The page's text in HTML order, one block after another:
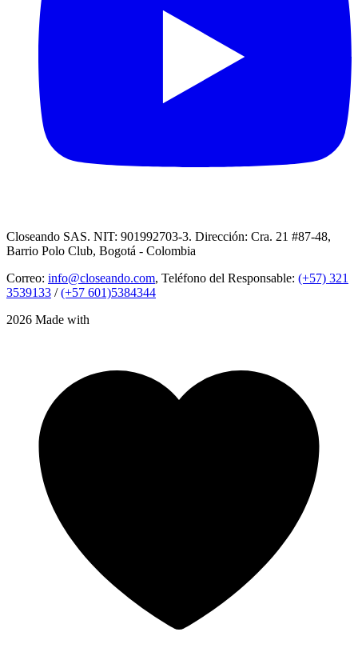
Closeando SAS. NIT: 901992703-3. Dirección: Cra. 21 #87-48,
Barrio Polo Club, Bogotá - Colombia
Correo: info@closeando.com, Teléfono del Responsable: (+57) 321
3539133 /(+57 601)5384344
2026 Made with